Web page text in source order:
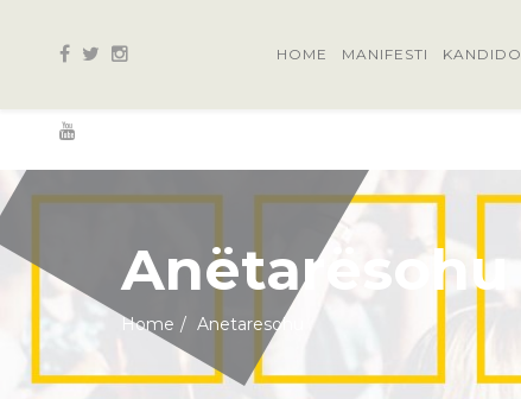
HOME MANIFESTI KANDIDO
Anëtarësohu
Home Anetaresohu